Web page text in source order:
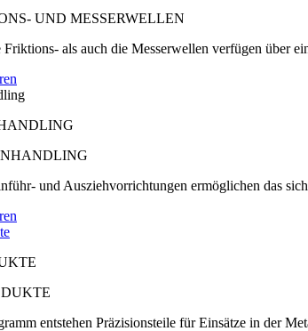
als auch die Messerwellen verfügen über
und Ausziehvorrichtungen ermöglichen das
entstehen Präzisionsteile für Einsätze in der